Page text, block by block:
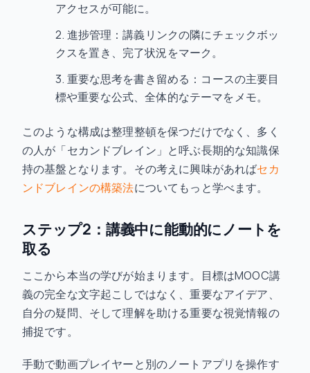
アクセスが可能に。
進捗管理：講義リンクの隣にチェックボッ
クスを置き、完了状況をマーク。
重要な思考を書き留める：コースの主要目
標や重要な公式、全体的なテーマをメモ。
このような構成は整理整頓を保つだけでなく、多く
の人が「セカンドブレイン」と呼ぶ長期的な知識保
持の基盤となります。その考えに興味があればセカ
ンドブレインの構築法についてもっと学べます。
ステップ2：講義中に能動的にノートを
取る
ここから本当の学びが始まります。目標はMOOC講
義の完全な文字起こしではなく、重要なアイデア、
自分の疑問、そして理解を助ける重要な視覚情報の
捕捉です。
手動で動画プレイヤーと別のノートアプリを操作す